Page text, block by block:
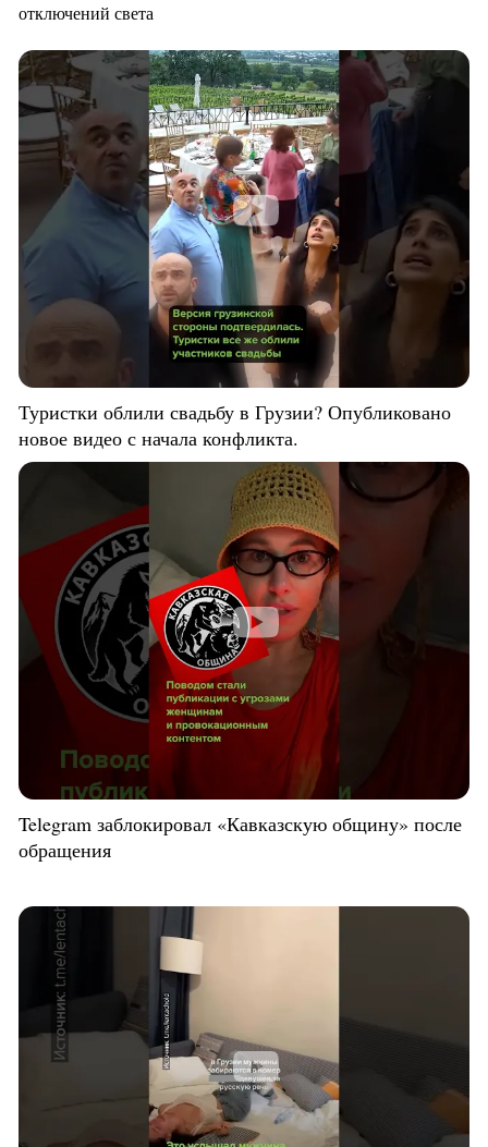
отключений света
Туристки облили свадьбу в Грузии? Опубликовано
новое видео с начала конфликта.
Telegram заблокировал «Кавказскую общину» после
обращения